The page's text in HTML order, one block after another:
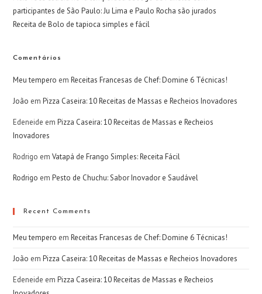
participantes de São Paulo: Ju Lima e Paulo Rocha são jurados
Receita de Bolo de tapioca simples e fácil
Comentários
Meu tempero emReceitas Francesas de Chef: Domine 6 Técnicas!
João emPizza Caseira: 10 Receitas de Massas e Recheios Inovadores
Edeneide emPizza Caseira: 10 Receitas de Massas e Recheios
Inovadores
Rodrigo emVatapá de Frango Simples: Receita Fácil
Rodrigo emPesto de Chuchu: Sabor Inovador e Saudável
Recent Comments
Meu tempero emReceitas Francesas de Chef: Domine 6 Técnicas!
João emPizza Caseira: 10 Receitas de Massas e Recheios Inovadores
Edeneide emPizza Caseira: 10 Receitas de Massas e Recheios